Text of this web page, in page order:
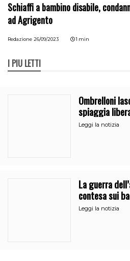
Schiaffi a bambino disabile,
ad Agrigento
Redazione 26/09/2023 1 min
I PIÙ LETTI
Ombrelloni
spiaggia
Guardia
Leggi la notizia
La guerra
contesa sui
e burocrazia
Leggi la notizia